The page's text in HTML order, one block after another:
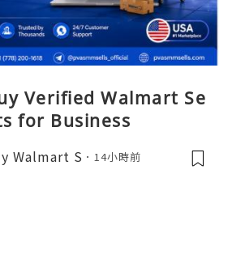
Verified Walmart Se
for Business
Walmart S 14小時前